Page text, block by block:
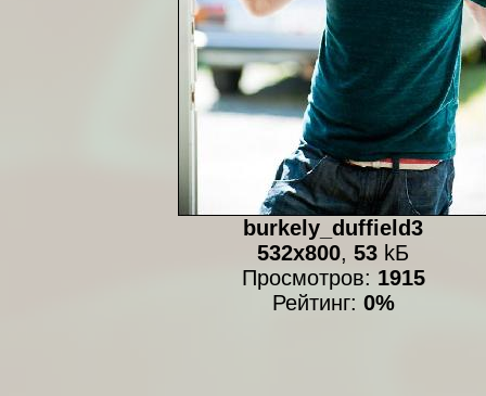
burkely_duffield3
532x800, 53 kБ
Просмотров: 1915
Рейтинг: 0%